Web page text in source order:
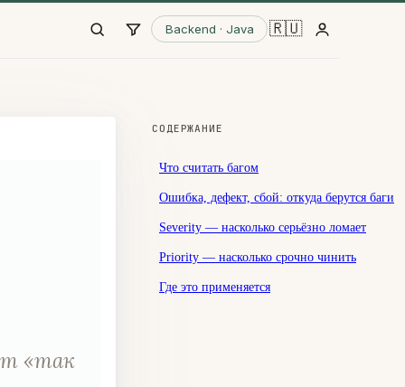
Backend · Java 🇷🇺
«так
СОДЕРЖАНИЕ
Что считать багом
Ошибка, дефект, сбой: откуда берутся баги
Severity — насколько серьёзно ломает
Priority — насколько срочно чинить
Где это применяется